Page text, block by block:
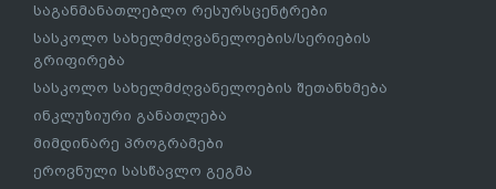
საგანმანათლებლო რესურსცენტრები
სასკოლო სახელმძღვანელოების/სერიების
გრიფირება
სასკოლო სახელმძღვანელოების შეთანხმება
ინკლუზიური განათლება
მიმდინარე პროგრამები
ეროვნული სასწავლო გეგმა